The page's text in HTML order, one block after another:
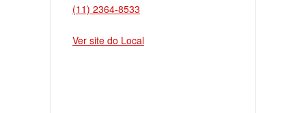
(11) 2364-8533
Ver site do Local